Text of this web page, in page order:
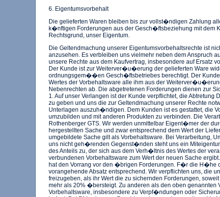
6. Eigentumsvorbehalt
Die gelieferten Waren bleiben bis zur vollst�ndigen Zahlung
k�nftigen Forderungen aus der Gesch�ftsbeziehung mit dem
Rechtsgrund, unser Eigentum.
Die Geltendmachung unserer Eigentumsvorbehaltsrechte ist
anzusehen. Es verbleiben uns vielmehr neben dem Anspruch
unsere Rechte aus dem Kaufvertrag, insbesondere auf Ersatz
Der Kunde ist zur Weiterver�u�erung der gelieferten Ware
ordnungsgem��en Gesch�ftsbetriebes berechtigt. Der
Wertes der Vorbehaltsware alle ihm aus der
Nebenrechten ab. Die abgetretenen Forderungen dienen zur
1. Auf unser Verlangen ist der Kunde verpflichtet, die Abtretung
zu geben und uns die zur Geltendmachung unserer Rechte
Unterlagen auszuh�ndigen. Dem Kunden ist es gestattet, die
umzubilden und mit anderen Produkten zu verbinden. Die
Rothenberger GTS. Wir werden unmittelbar Eigent�mer der
hergestellten Sache und zwar entsprechend dem Wert der
umgebildete Sache gilt als Vorbehaltsware. Bei Verarbeitung,
uns nicht geh�renden Gegenst�nden steht uns ein
des Anteils zu, der sich aus dem Verh�ltnis des Wertes der
verbundenen Vorbehaltsware zum Wert der neuen Sache
hat den Vorrang vor den �brigen Forderungen. F�r die H�he
vorangehende Absatz entsprechend. Wir verpflichten uns, die
freizugeben, als ihr Wert die zu sichernden Forderungen,
mehr als 20% �bersteigt. Zu anderen als den oben
Vorbehaltsware, insbesondere zu Verpf�ndungen oder